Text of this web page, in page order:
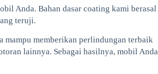
Anda. Bahan dasar coating kami berasal
teruji.
mampu memberikan perlindungan terbaik
lainnya. Sebagai hasilnya, mobil Anda